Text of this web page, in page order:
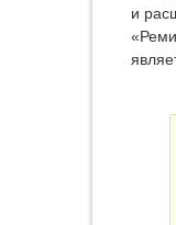
и